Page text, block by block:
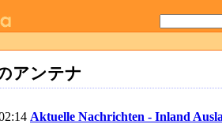
アンテナ
Aktuelle Nachrichten - Inland